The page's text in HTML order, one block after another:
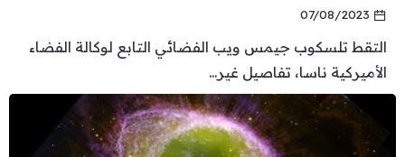
07/08/2023
التقط تلسكوب جيمس ويب الفضائي التابع لوكالة الفضاء
الأميركية ناسا، تفاصيل غير...